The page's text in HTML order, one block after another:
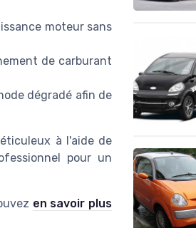
moteur sans
de carburant
dégradé afin de
à l'aide de
pour un
en savoir plus